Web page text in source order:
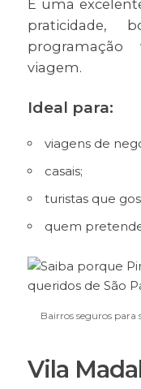
É uma
praticidade,
viagem.
Ideal para:
viagens de
casais;
turistas que
quem
Bairros seguros para
Vila